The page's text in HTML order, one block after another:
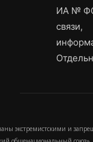
ИА № ФС
связи,
экстремистскими и